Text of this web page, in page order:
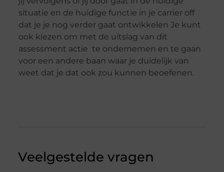
situatie en de huidige functie in je carrier off
dat je je nog verder gaat ontwikkelen Je kunt
ook kiezen om met de uitslag van dit
assessment actie te ondernemen en te gaan
voor een andere baan waar je duidelijk van
weet dat je dat ook zou kunnen beoefenen.
Veelgestelde vragen